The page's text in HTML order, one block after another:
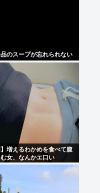
のスープが忘れられない
】増えるわかめを食べて腹
女、なんかエ口い